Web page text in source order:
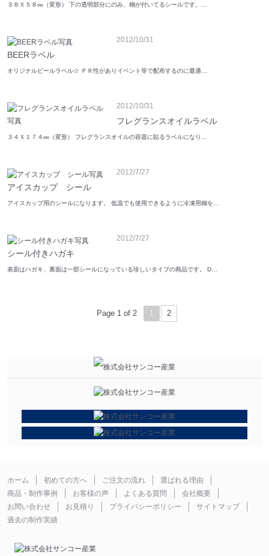
３８Ｘ５８㎜（変形） 下の透明部分にのみ、糊が付いてるシールです。…
2012/10/31
BEERラベル
オリジナルビールラベル☆ ＰＲ性がありイベント等で配布するのに最適…
2012/10/31
フレグランスオイルラベル
３４Ｘ１７４㎜（変形） フレグランスオイルの容器に貼るラベルになり…
2012/7/27
アイスカップ シール
アイスカップ用のシールになります。 低温でも使用できるように冷凍用糊を…
2012/7/27
シール付きハガキ
表面はハガキ、裏面は一部シールになっている珍しいタイプの商品です。 D…
Page 1 of 2 1 2
ホーム 初めての方へ ご注文の流れ
選ばれる理由
商品・制作事例
お客様の声 よくある質問
会社概要
お問い合わせ
お見積り プライバシーポリシー
サイトマップ
過去の制作実績